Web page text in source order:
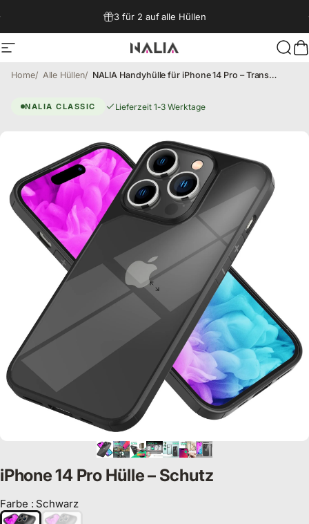
3 für 2 auf alle Hüllen
Seitennavigation NALIA Berlin
Home Alle Hüllen NALIA Handyhülle für iPhone 14 Pro – Transparentes Hardcase & Schwarzer Bumper – PROVA (Vergilbungsfrei & Stoßfest) – Marke aus Berlin
NALIA CLASSIC Lieferzeit 1-3 Werktage
iPhone 14 Pro Hülle – Schutz
Farbe : Schwarz
Farbe